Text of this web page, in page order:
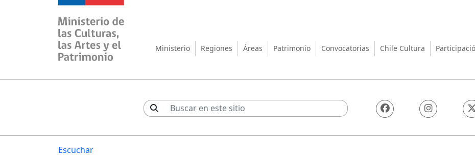
Ministerio de las Culturas, las Artes y el Patrimonio
Ministerio Regiones Áreas Patrimonio Convocatorias Chile Cultura
Escuchar